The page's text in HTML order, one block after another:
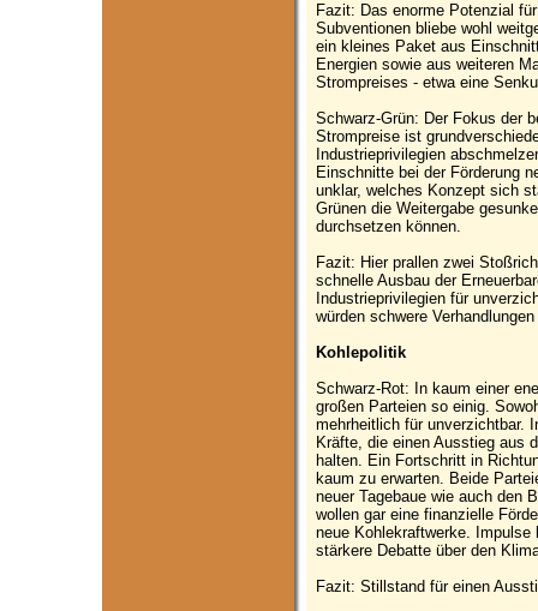
Fazit: Das enorme Potenzial
Subventionen bliebe wohl
ein kleines Paket aus
Energien sowie aus weiteren
Strompreises - etwa eine
Schwarz-Grün: Der Fokus der
Strompreise ist
Industrieprivilegien
Einschnitte bei der Förderung
unklar, welches Konzept sich
Grünen die Weitergabe
durchsetzen können.
Fazit: Hier prallen zwei
schnelle Ausbau der
Industrieprivilegien für
würden schwere
Kohlepolitik
Schwarz-Rot: In kaum einer
großen Parteien so einig.
mehrheitlich für unverzichtbar.
Kräfte, die einen Ausstieg aus
halten. Ein Fortschritt in
kaum zu erwarten. Beide
neuer Tagebaue wie auch den
wollen gar eine finanzielle
neue Kohlekraftwerke.
stärkere Debatte über den
Fazit: Stillstand für einen